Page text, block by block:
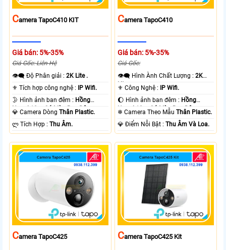
CAmera TapoC410 KIT
Giá bán: 5%-35%
Giá Gốc: Liên Hệ
👁️‍🗨 Độ Phân giải :2K Lite .
⚜️ Tích hợp công nghệ : IP Wifi.
🌛 Hình ảnh ban đêm : Hồng
Ngoại 10m Có Màu Ban Ðêm.
💎 Camera DòngThân Plastic.
️ლ Tích Hợp :Thu Âm.
CAmera TapoC410
Giá bán: 5%-35%
Giá Gốc:
👁️‍🗨 Hình Ành Chất Lượng :2K
Lite .
⚜️ Công Nghệ : IP Wifi.
🌔 Hình ảnh ban đêm : Hồng
Ngoại 10m Có Màu Ban Ðêm.
❄ Camera Theo MẫuThân Plastic.
️💎 Điểm Nỗi Bật :Thu Âm Và Loa.
CAmera TapoC425 CAmera TapoC425 Kit